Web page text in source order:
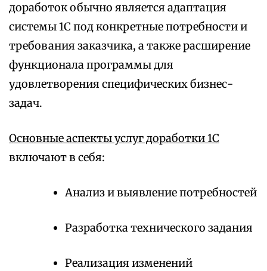
доработок обычно является адаптация
системы 1С под конкретные потребности и
требования заказчика, а также расширение
функционала программы для
удовлетворения специфических бизнес-
задач.
Основные аспекты услуг доработки 1С
включают в себя:
Анализ и выявление потребностей
Разработка технического задания
Реализация изменений